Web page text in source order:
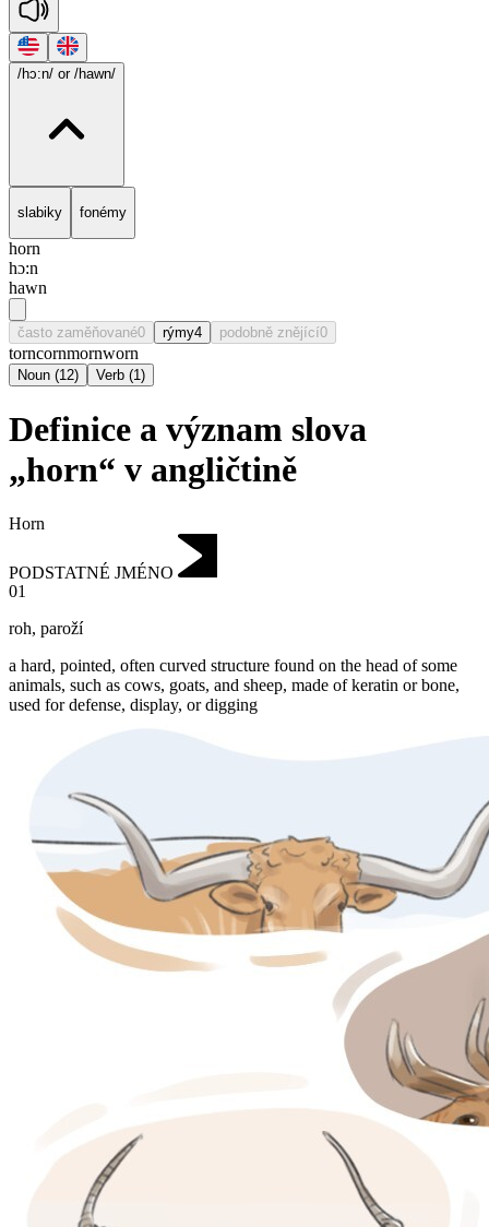
/hɔ:n/ or /hawn/
slabiky fonémy
horn
hɔ:n
hawn
často zaměňované0 rýmy4 podobně znějící0
torncornmornworn
Noun (12) Verb (1)
Definice a význam slova
„horn“ v angličtině
Horn
PODSTATNÉ JMÉNO
01
roh, paroží
a hard, pointed, often curved structure found on the head of some
animals, such as cows, goats, and sheep, made of keratin or bone,
used for defense, display, or digging